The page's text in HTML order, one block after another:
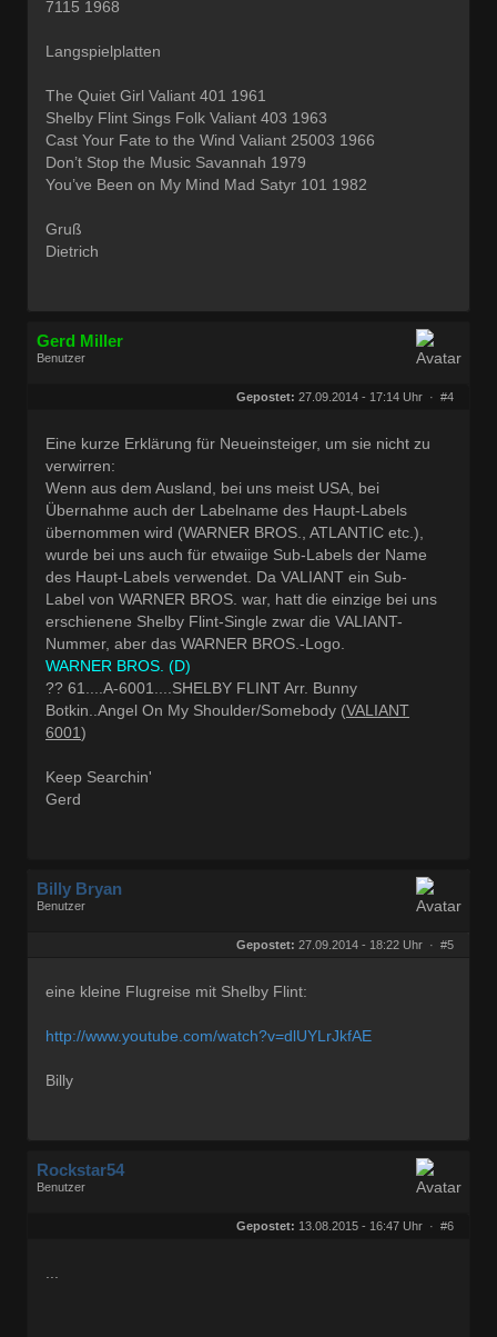
7115 1968
Langspielplatten
The Quiet Girl Valiant 401 1961
Shelby Flint Sings Folk Valiant 403 1963
Cast Your Fate to the Wind Valiant 25003 1966
Don’t Stop the Music Savannah 1979
You’ve Been on My Mind Mad Satyr 101 1982
Gruß
Dietrich
Gerd Miller
Benutzer
Gepostet: 27.09.2014 - 17:14 Uhr · #4
Eine kurze Erklärung für Neueinsteiger, um sie nicht zu
verwirren:
Wenn aus dem Ausland, bei uns meist USA, bei
Übernahme auch der Labelname des Haupt-Labels
übernommen wird (WARNER BROS., ATLANTIC etc.),
wurde bei uns auch für etwaiige Sub-Labels der Name
des Haupt-Labels verwendet. Da VALIANT ein Sub-
Label von WARNER BROS. war, hatt die einzige bei uns
erschienene Shelby Flint-Single zwar die VALIANT-
Nummer, aber das WARNER BROS.-Logo.
WARNER BROS. (D)
?? 61....A-6001....SHELBY FLINTArr. Bunny
Botkin ..Angel On My Shoulder/Somebody (VALIANT
6001)
Keep Searchin'
Gerd
Billy Bryan
Benutzer
Gepostet: 27.09.2014 - 18:22 Uhr · #5
eine kleine Flugreise mit Shelby Flint:
http://www.youtube.com/watch?v=dlUYLrJkfAE
Billy
Rockstar54
Benutzer
Gepostet: 13.08.2015 - 16:47 Uhr · #6